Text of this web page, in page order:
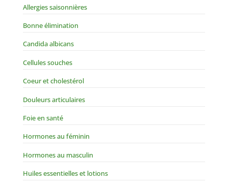
Allergies saisonnières
Bonne élimination
Candida albicans
Cellules souches
Coeur et cholestérol
Douleurs articulaires
Foie en santé
Hormones au féminin
Hormones au masculin
Huiles essentielles et lotions